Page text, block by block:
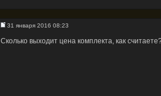
31 января 2016 08:23
Сколько выходит цена комплекта, как